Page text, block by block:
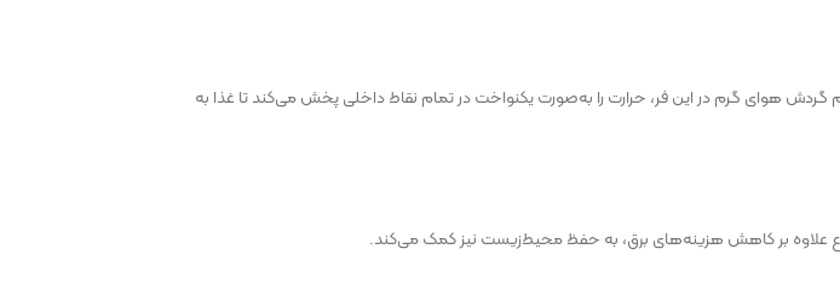
هوای گرم در این فر، حرارت را به‌صورت یکنواخت در تمام نقاط داخلی پخش می‌کند تا غذا به